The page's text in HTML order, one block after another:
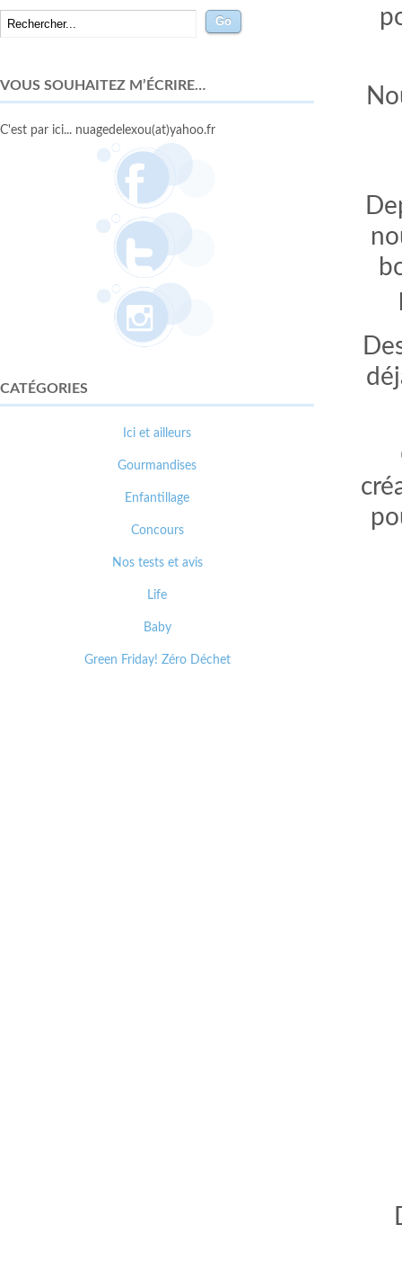
VOUS SOUHAITEZ M’ÉCRIRE…
C'est par ici... nuagedelexou(at)yahoo.fr
CATÉGORIES
Ici et ailleurs
Gourmandises
Enfantillage
Concours
Nos tests et avis
Life
Baby
Green Friday! Zéro Déchet